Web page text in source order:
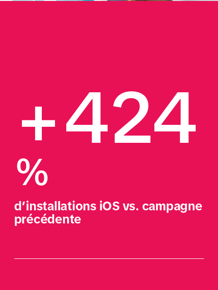
+424
%
d’installations iOS vs. campagne
précédente